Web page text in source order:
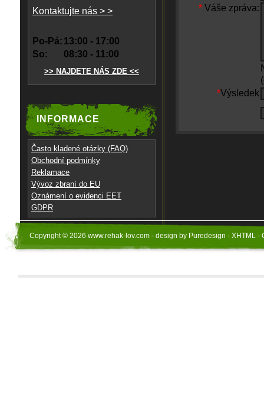
Kontaktujte nás > >
Po-Pá: 13:00 - 17:00
So:
08:30 - 11:00
>> NAJDETE NÁS ZDE <<
INFORMACE
Často kladené otázky (FAQ)
Obchodní podmínky
Reklamace
Vývoz zbraní do EU
Oznámení o evidenci EET
GDPR
* Váše zpráva:
*Výsledek
Copyright © 2026 www.rehak-lov.com - design by Puredesign - XHTML -